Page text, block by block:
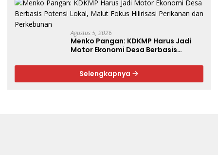
Agustus 5, 2026
Menko Pangan: KDKMP Harus Jadi
Motor Ekonomi Desa Berbasis
Perikanan dan Perkebunan
Selengkapnya